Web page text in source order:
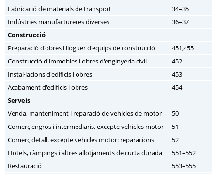
Fabricació de materials de transport
34–35
Indústries manufactureres diverses
36–37
Construcció
Preparació d'obres i lloguer d'equips de construcció
451,455
Construcció d'immobles i obres d'enginyeria civil
452
Instal·lacions d'edificis i obres
453
Acabament d'edificis i obres
454
Serveis
Venda, manteniment i reparació de vehicles de motor
50
Comerç engròs i intermediaris, excepte vehicles motor
51
Comerç detall, excepte vehicles motor; reparacions
52
Hotels, càmpings i altres allotjaments de curta durada
551–552
Restauració
553–555